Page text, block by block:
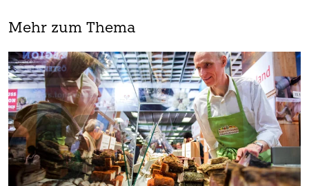
Mehr zum Thema